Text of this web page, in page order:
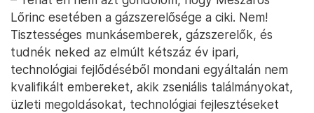
Lőrinc esetében a gázszerelősége a ciki. Nem!
Tisztességes munkásemberek, gázszerelők, és
tudnék neked az elmúlt kétszáz év ipari,
technológiai fejlődéséből mondani egyáltalán nem
kvalifikált embereket, akik zseniális találmányokat,
üzleti megoldásokat, technológiai fejlesztéseket